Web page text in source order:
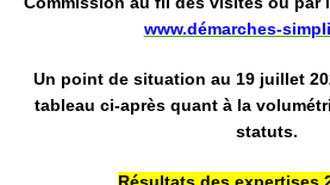
www.démarches-
Un point de situation au 19 juillet
tableau ci-après quant à la
statuts.